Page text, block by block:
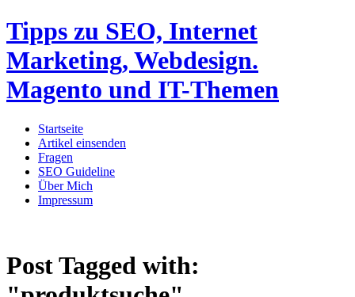
Tipps zu SEO, Internet
Marketing, Webdesign.
Magento und IT-Themen
Startseite
Artikel einsenden
Fragen
SEO Guideline
Über Mich
Impressum
Post Tagged with: